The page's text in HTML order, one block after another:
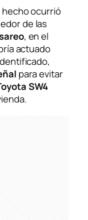
hecho ocurrió
de las
, en el
actuado
para evitar
SW4